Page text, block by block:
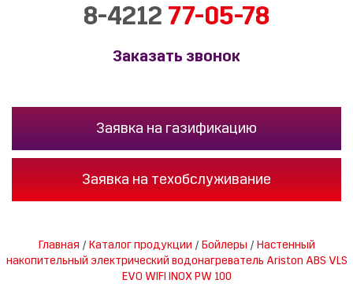
8-4212 77-05-78
Заказать звонок
Заявка на газификацию
Заявка на техобслуживание
Главная / Каталог продукции / Бойлеры / Настенный
накопительный электрический водонагреватель Ariston ABS VLS
EVO WIFI INOX PW 100